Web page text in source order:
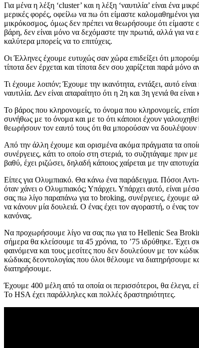
Για μένα η λέξη ‘cluster’ και η λέξη ‘ναυτιλία’ είναι ένα
μερικές φορές, οφείλω να πω ότι είμαστε καλομαθημένοι
μικρόκοσμος, όμως δεν πρέπει να θεωρήσουμε ότι είμαστε
βάρη, δεν είναι μόνο να δεχόμαστε την πρωτιά, αλλά για να
καλύτερα μπορείς να το επιτύχεις.
Οι Έλληνες έχουμε ευτυχώς σαν χώρα επιδείξει ότι
τίποτα δεν έρχεται και τίποτα δεν σου χαρίζεται παρά
Τι έχουμε λοιπόν; Έχουμε την ικανότητα, εντάξει, αυτό
ναυτιλία. Δεν είναι απαραίτητο ότι η 2η και 3η γενιά θα
Το βάρος που κληρονομείς, το όνομα που κληρονομείς,
συνήθως με το όνομα και με το ότι κάποιοι έχουν
θεωρήσουν τον εαυτό τους ότι θα μπορούσαν να δουλέψουν
Από την άλλη έχουμε και ορισμένα ακόμα πράγματα τα
συνέργειες, κάτι το οποίο στη στεριά, το συζητάγαμε πριν
βαθύ, έχει ριζώσει, δηλαδή κάποιος χαίρεται με την
Είπες για Ολυμπιακό. Θα κάνω ένα παράδειγμα. Πόσοι
όταν χάνει ο Ολυμπιακός; Υπάρχει. Υπάρχει αυτό, είναι
σας πω λίγο παραπάνω για το broking, συνέργειες, έχουμε
να κάνουν μία δουλειά. Ο ένας έχει τον αγοραστή, ο ένας
κανόνας.
Να προχωρήσουμε λίγο να σας πω για το Hellenic Sea
σήμερα θα κλείσουμε τα 45 χρόνια, το ’75 ιδρύθηκε. Έχει
φαινόμενα και τους μεσίτες που δεν δουλεύουν με τον
κώδικας δεοντολογίας που όλοι θέλουμε να διατηρήσουμε
διατηρήσουμε.
Έχουμε 400 μέλη από τα οποία οι περισσότεροι, θα έλεγα,
Το HSA έχει παράλληλες και πολλές δραστηριότητες.